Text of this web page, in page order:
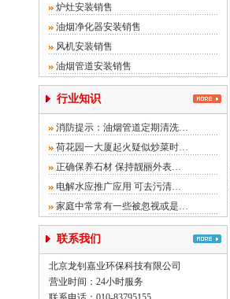
炉灶安装销售
油烟净化器安装销售
风机安装销售
油烟管道安装销售
行业知识
消防提示：油烟管道定期清洗…
荷花园一大厦起火疑似炒菜时…
正确保养石材 保持靓丽外表…
电解水应推广应用 可去污清…
家庭中常常有一些被忽视或是…
联系我们
北京龙钊嘉业环保科技有限公司
营业时间：24小时服务